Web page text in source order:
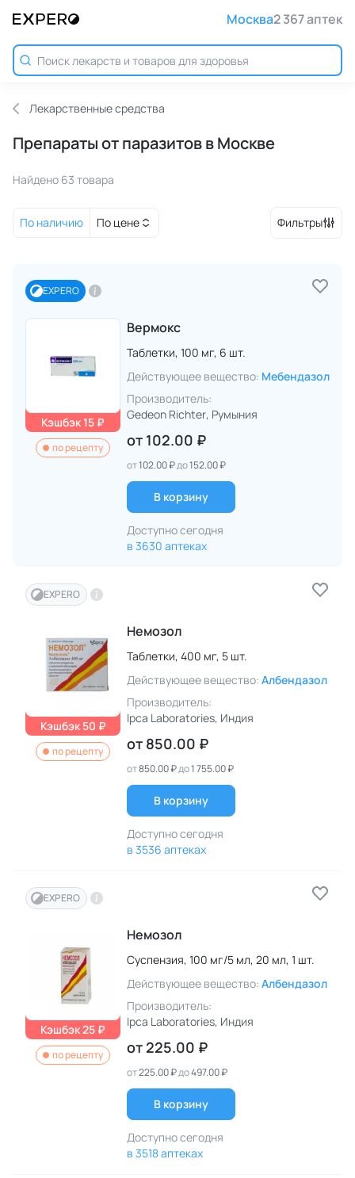
Москва2 367 аптек
Лекарственные средства
Препараты от паразитов в Москве
Найдено 63 товара
По наличию По цене Фильтры
EXPERO
Кэшбэк 15 ₽
по рецепту
Вермокс
Таблетки, 100 мг, 6 шт.
Действующее вещество: Мебендазол
Производитель:
Gedeon Richter, Румыния
от 102.00 ₽
от102.00 ₽до152.00 ₽
В корзину
Доступно сегодня
в 3630 аптеках
EXPERO
Кэшбэк 50 ₽
по рецепту
Немозол
Таблетки, 400 мг, 5 шт.
Действующее вещество: Албендазол
Производитель:
Ipca Laboratories, Индия
от 850.00 ₽
от850.00 ₽до1 755.00 ₽
В корзину
Доступно сегодня
в 3536 аптеках
EXPERO
Кэшбэк 25 ₽
по рецепту
Немозол
Суспензия, 100 мг/5 мл, 20 мл, 1 шт.
Действующее вещество: Албендазол
Производитель:
Ipca Laboratories, Индия
от 225.00 ₽
от225.00 ₽до497.00 ₽
В корзину
Доступно сегодня
в 3518 аптеках